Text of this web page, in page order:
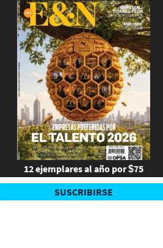
12 ejemplares al año por $75
SUSCRIBIRSE